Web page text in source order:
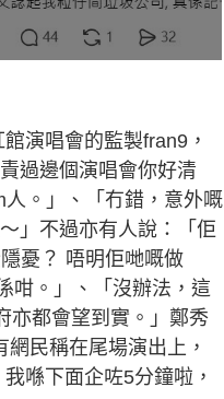
演唱會的監製fran9，
過邊個演唱會你好清
。」、「冇錯，意外嘅
」不過亦有人說：「佢
憂？ 唔明佢哋嘅做
咁。」、「沒辦法，這
亦都會望到實。」鄭秀
民稱在尾場演出上，
喺下面企咗5分鐘啦，